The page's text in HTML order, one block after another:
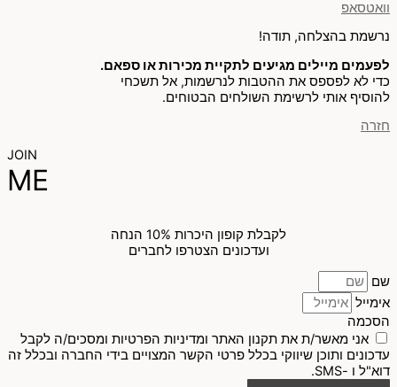
וואטסאפ
נרשמת בהצלחה, תודה!
לפעמים מיילים מגיעים לתקיית מכירות או ספאם.
כדי לא לפספס את ההטבות לנרשמות, אל תשכחי
להוסיף אותי לרשימת השולחים הבטוחים.
חזרה
JOIN
ME
לקבלת קופון היכרות 10% הנחה
ועדכונים הצטרפו לחברים
שם
אימייל
הסכמה
אני מאשר/ת את תקנון האתר ומדיניות הפרטיות ומסכים/ה לקבל
עדכונים ותוכן שיווקי בכלל פרטי הקשר המצויים בידי החברה ובכלל זה
דוא"ל ו -SMS.